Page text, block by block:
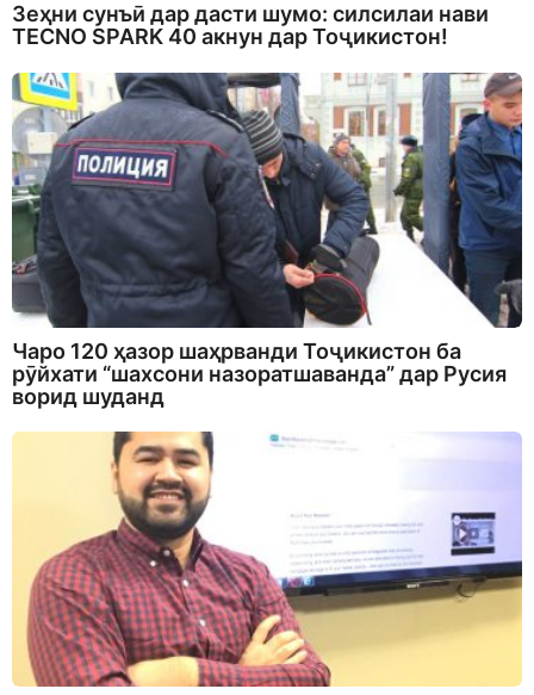
Зеҳни сунъӣ дар дасти шумо: силсилаи нави
TECNO SPARK 40 акнун дар Тоҷикистон!
Чаро 120 ҳазор шаҳрванди Тоҷикистон ба
рӯйхати “шахсони назоратшаванда” дар Русия
ворид шуданд